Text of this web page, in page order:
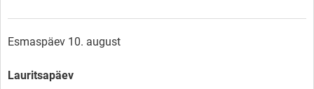
Esmaspäev 10. august
Lauritsapäev